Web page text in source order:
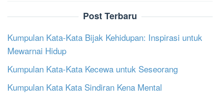
Post Terbaru
Kumpulan Kata-Kata Bijak Kehidupan: Inspirasi untuk
Mewarnai Hidup
Kumpulan Kata-Kata Kecewa untuk Seseorang
Kumpulan Kata Kata Sindiran Kena Mental